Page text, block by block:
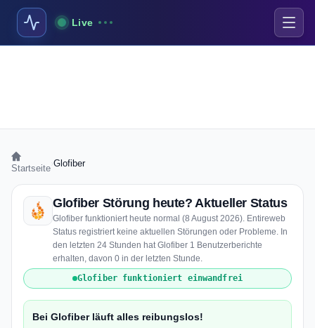
Live
Startseite Glofiber
Glofiber Störung heute? Aktueller Status
Glofiber funktioniert heute normal (8 August 2026). Entireweb
Status registriert keine aktuellen Störungen oder Probleme. In
den letzten 24 Stunden hat Glofiber 1 Benutzerberichte
erhalten, davon 0 in der letzten Stunde.
Glofiber funktioniert einwandfrei
Bei Glofiber läuft alles reibungslos!